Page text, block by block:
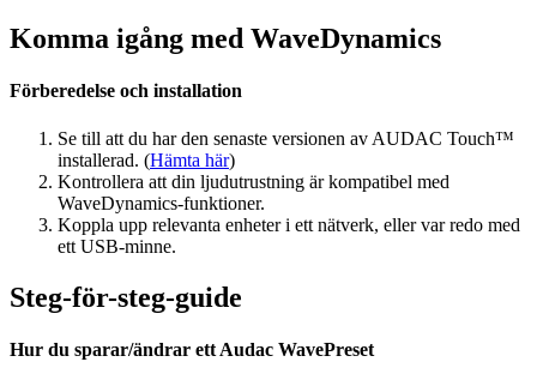
Komma igång med WaveDynamics
Förberedelse och installation
Se till att du har den senaste versionen av AUDAC Touch™
installerad. (Hämta här)
Kontrollera att din ljudutrustning är kompatibel med
WaveDynamics-funktioner.
Koppla upp relevanta enheter i ett nätverk, eller var redo med
ett USB-minne.
Steg-för-steg-guide
Hur du sparar/ändrar ett Audac WavePreset